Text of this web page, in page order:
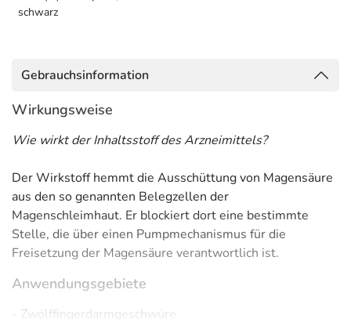
schwarz
Gebrauchsinformation
Wirkungsweise
Wie wirkt der Inhaltsstoff des Arzneimittels?
Der Wirkstoff hemmt die Ausschüttung von Magensäure
aus den so genannten Belegzellen der
Magenschleimhaut. Er blockiert dort eine bestimmte
Stelle, die über einen Pumpmechanismus für die
Freisetzung der Magensäure verantwortlich ist.
Anwendungsgebiete
- Zwölffingerdarmgeschwüre